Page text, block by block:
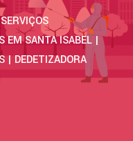
SERVIÇOS
EM SANTA ISABEL |
| DEDETIZADORA